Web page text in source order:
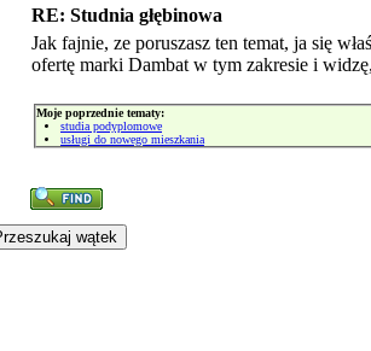
RE: Studnia głębinowa
Jak fajnie, ze poruszasz ten temat, ja się
ofertę marki Dambat w tym zakresie i
Moje poprzednie tematy:
studia podyplomowe
usługi do nowego mieszkania